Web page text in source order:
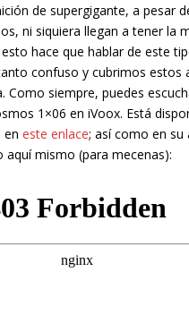
de supergigante, a pesar
ni siquiera llegan a tener la
hace que hablar de este
confuso y cubrimos estos
Como siempre, puedes
1×06 en iVoox. Está
eneste enlace; así como en su
aquí mismo (para mecenas):